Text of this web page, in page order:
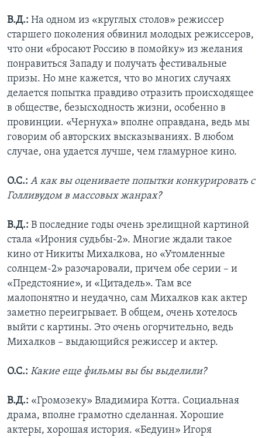
В.Д.: На одном из «круглых столов» режиссер
старшего поколения обвинил молодых режиссеров,
что они «бросают Россию в помойку» из желания
понравиться Западу и получать фестивальные
призы. Но мне кажется, что во многих случаях
делается попытка правдиво отразить происходящее
в обществе, безысходность жизни, особенно в
провинции. «Чернуха» вполне оправдана, ведь мы
говорим об авторских высказываниях. В любом
случае, она удается лучше, чем гламурное кино.
О.С.: А как вы оцениваете попытки конкурировать с
Голливудом в массовых жанрах?
В.Д.: В последние годы очень зрелищной картиной
стала «Ирония судьбы-2». Многие ждали такое
кино от Никиты Михалкова, но «Утомленные
солнцем-2» разочаровали, причем обе серии – и
«Предстояние», и «Цитадель». Там все
малопонятно и неудачно, сам Михалков как актер
заметно переигрывает. В общем, очень хотелось
выйти с картины. Это очень огорчительно, ведь
Михалков – выдающийся режиссер и актер.
О.С.: Какие еще фильмы вы бы выделили?
В.Д.: «Громозеку» Владимира Котта. Социальная
драма, вполне грамотно сделанная. Хорошие
актеры, хорошая история. «Бедуин» Игоря